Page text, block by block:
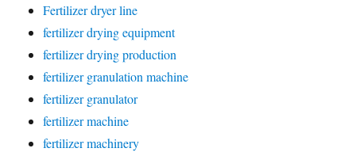
Fertilizer dryer line
fertilizer drying equipment
fertilizer drying production
fertilizer granulation machine
fertilizer granulator
fertilizer machine
fertilizer machinery